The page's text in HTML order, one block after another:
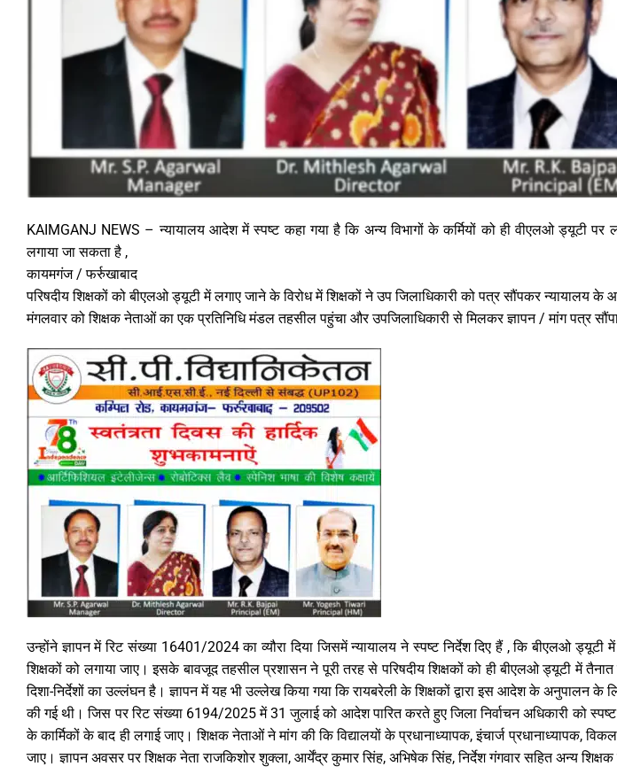
KAIMGANJ NEWS – न्यायालय आदेश में स्पष्ट कहा गया है कि अन्य विभागों के कर्मियों को ही वीएलओ ड्यूटी पर
लगाया जा सकता है ,
कायमगंज / फर्रुखाबाद
परिषदीय शिक्षकों को बीएलओ ड्यूटी में लगाए जाने के विरोध में शिक्षकों ने उप जिलाधिकारी को पत्र सौंपकर न्यायालय
मंगलवार को शिक्षक नेताओं का एक प्रतिनिधि मंडल तहसील पहुंचा और उपजिलाधिकारी से मिलकर ज्ञापन / मांग पत्र
उन्होंने ज्ञापन में रिट संख्या 16401/2024 का व्यौरा दिया जिसमें न्यायालय ने स्पष्ट निर्देश दिए हैं , कि बीएलओ ड्यूटी
शिक्षकों को लगाया जाए। इसके बावजूद तहसील प्रशासन ने पूरी तरह से परिषदीय शिक्षकों को ही बीएलओ ड्यूटी में
दिशा-निर्देशों का उल्लंघन है। ज्ञापन में यह भी उल्लेख किया गया कि रायबरेली के शिक्षकों द्वारा इस आदेश के अनुपालन
की गई थी। जिस पर रिट संख्या 6194/2025 में 31 जुलाई को आदेश पारित करते हुए जिला निर्वाचन अधिकारी को स्पष्ट
के कार्मिकों के बाद ही लगाई जाए। शिक्षक नेताओं ने मांग की कि विद्यालयों के प्रधानाध्यापक, इंचार्ज प्रधानाध्यापक,
जाए। ज्ञापन अवसर पर शिक्षक नेता राजकिशोर शुक्ला, आर्येंद्र कुमार सिंह, अभिषेक सिंह, निर्देश गंगवार सहित अन्य